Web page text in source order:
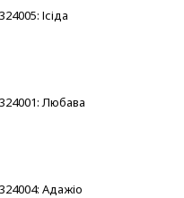
Ісіда
Любава
Адажіо